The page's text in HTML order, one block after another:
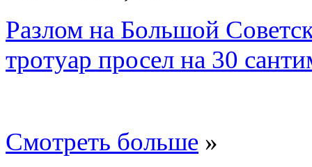
Разлом на Большой
тротуар просел на 30
Смотреть больше »